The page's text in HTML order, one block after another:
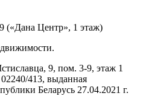
(«Дана Центр», 1 этаж)
9, пом. 3-9, этаж 1
413, выданная
Беларусь 27.04.2021 г.